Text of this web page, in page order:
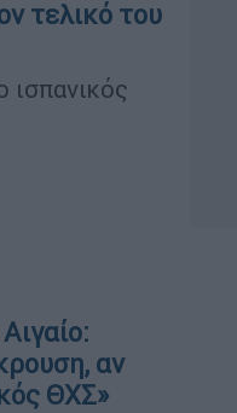
τελικό του
ισπανικός
αν
ΘΧΣ»